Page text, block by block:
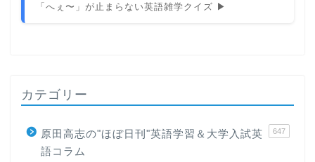
「へぇ〜」が止まらない英語雑学クイズ ▶
カテゴリー
原田高志の"ほぼ日刊"英語学習＆大学入試英
語コラム
647